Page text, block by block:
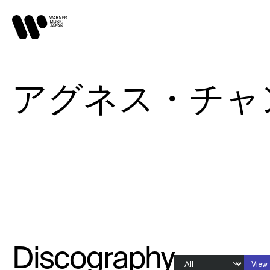
アグネス・チャ
Discography View